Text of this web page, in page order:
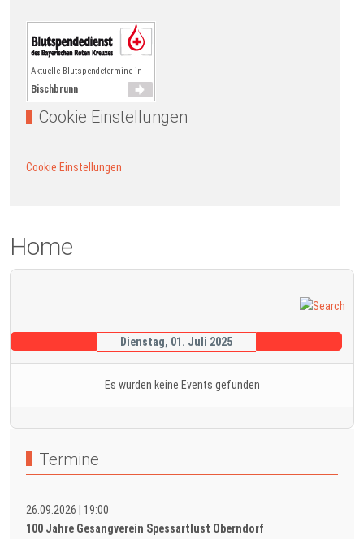
Aktuelle Blutspendetermine in
Bischbrunn
Cookie Einstellungen
Cookie Einstellungen
Home
Dienstag, 01. Juli 2025
Es wurden keine Events gefunden
Termine
26.09.2026
19:00
100 Jahre Gesangverein Spessartlust Oberndorf